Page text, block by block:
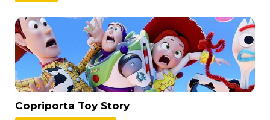
Copriporta Toy Story